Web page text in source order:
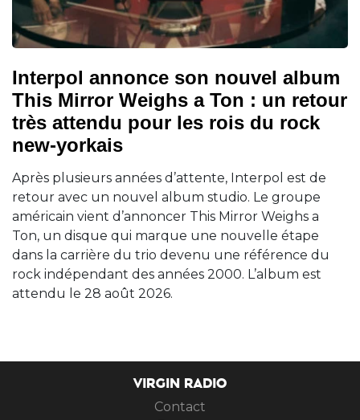
Interpol annonce son nouvel album
This Mirror Weighs a Ton : un retour
très attendu pour les rois du rock
new-yorkais
Après plusieurs années d’attente, Interpol est de
retour avec un nouvel album studio. Le groupe
américain vient d’annoncer This Mirror Weighs a
Ton, un disque qui marque une nouvelle étape
dans la carrière du trio devenu une référence du
rock indépendant des années 2000. L’album est
attendu le 28 août 2026.
VIRGIN RADIO
Contact